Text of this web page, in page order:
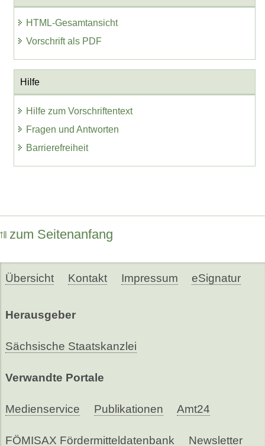
HTML-Gesamtansicht
Vorschrift als PDF
Hilfe
Hilfe zum Vorschriftentext
Fragen und Antworten
Barrierefreiheit
zum Seitenanfang
Übersicht Kontakt Impressum eSignatur
Herausgeber
Sächsische Staatskanzlei
Verwandte Portale
Medienservice Publikationen Amt24
FÖMISAX Fördermitteldatenbank Newsletter